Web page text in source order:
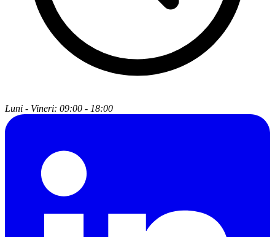
Luni - Vineri: 09:00 - 18:00